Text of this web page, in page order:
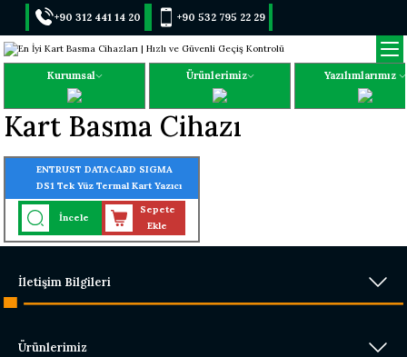
+90 312 441 14 20 +90 532 795 22 29
Kurumsal Ürünlerimiz Yazılımlarımız
Kart Basma Cihazı
ENTRUST DATACARD SIGMA
DS1 Tek Yüz Termal Kart Yazıcı
İncele
Sepete
Ekle
İletişim Bilgileri
Ürünlerimiz